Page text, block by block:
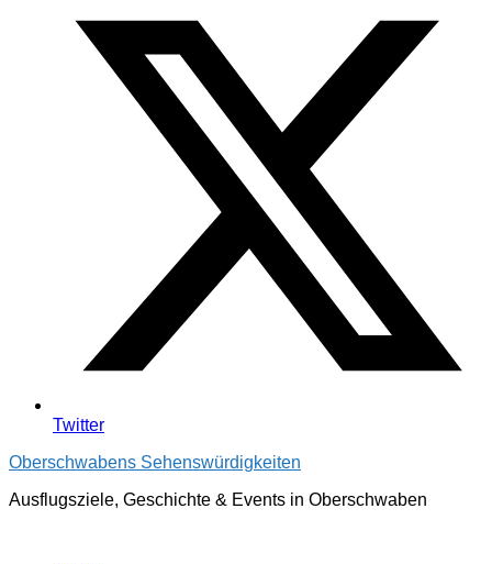
Twitter
Oberschwabens Sehenswürdigkeiten
Ausflugsziele, Geschichte & Events in Oberschwaben